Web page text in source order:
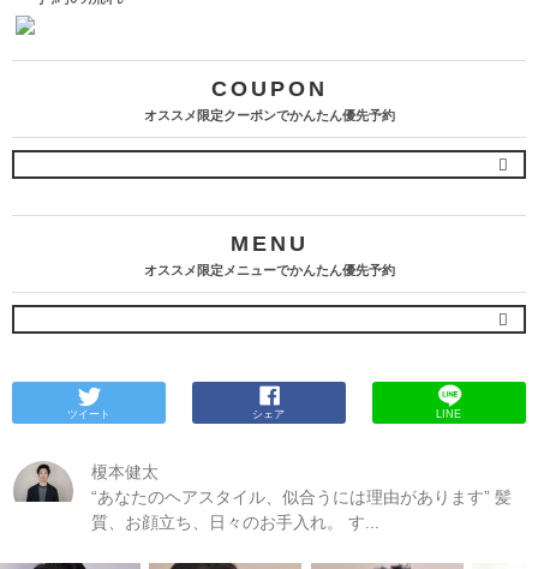
COUPON
オススメ限定クーポンでかんたん優先予約
MENU
オススメ限定メニューでかんたん優先予約
ツイート シェア LINE
榎本健太
“あなたのヘアスタイル、似合うには理由があります” 髪
質、お顔立ち、日々のお手入れ。 す...